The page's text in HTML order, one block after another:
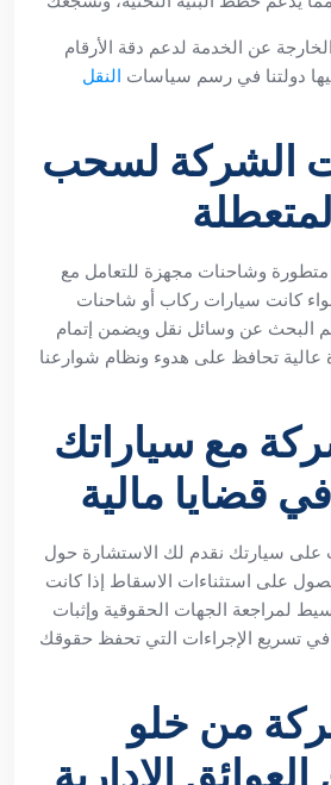
عن الخدمة لدعم دقة الأرقام
دولتنا في رسم سياسات النقل
الشركة لسحب
وشاحنات مجهزة للتعامل مع
كانت سيارات ركاب أو شاحنات
البحث عن وسائل نقل ويضمن إتمام
عالية تحافظ على هدوء ونظام شوارعنا
مع سياراتك
قضايا مالية
على سيارتك نقدم لك الاستشارة حول
على استثناءات الاسقاط إذا كانت
لمراجعة الجهات الحقوقية وإثبات
تسريع الإجراءات التي تحفظ حقوقك
من خلو